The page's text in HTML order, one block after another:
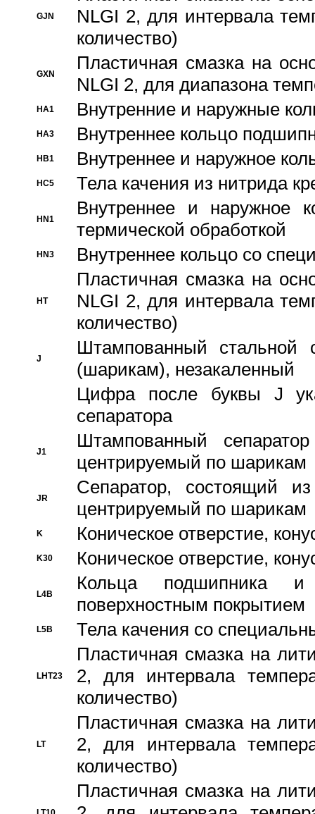
GJN
NLGI 2, для интервала
количество)
GXN
Пластичная смазка на
NLGI 2, для диапазона
HA1 Внутренние и наружные
HA3 Bнутреннее кольцо
HB1 Bнутреннее и наружное
HC5 Тела качения из нитрида
HN1
Bнутреннее и наружное
термической обработкой
HN3 Внутреннее кольцо со
HT
Пластичная смазка на
NLGI 2, для интервала
количество)
J
Штампованный стальной
(шарикам), незакаленный
Цифра после буквы J
сепаратора
J1
Штампованный
центрируемый по шарикам
JR
Сепаратор, состоящий
центрируемый по шарикам
K Коническое отверстие,
K30 Коническое отверстие,
L4B
Кольца подшипника
поверхностным покрытием
L5B Тела качения со
LHT23
Пластичная смазка на
2, для интервала
количество)
LT
Пластичная смазка на
2, для интервала
количество)
Пластичная смазка на